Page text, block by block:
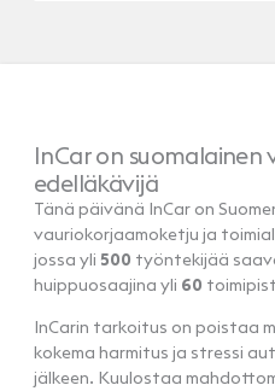
InCar on suomalainen
edelläkävijä
Tänä päivänä InCar on
vauriokorjaamoketju ja
jossa yli 500 työntekijää
huippuosaajina yli 60
InCarin tarkoitus on poistaa
kokema harmitus ja stressi
jälkeen. Kuulostaa